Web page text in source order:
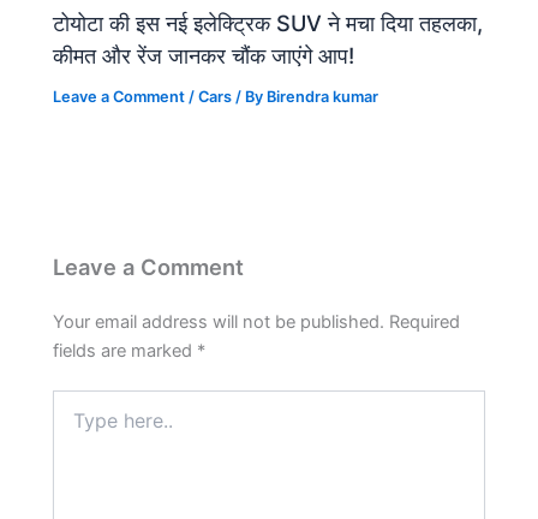
टोयोटा की इस नई इलेक्ट्रिक SUV ने मचा दिया तहलका,
कीमत और रेंज जानकर चौंक जाएंगे आप!
Leave a Comment /Cars / By Birendra kumar
Leave a Comment
Your email address will not be published. Required
fields are marked *
here..